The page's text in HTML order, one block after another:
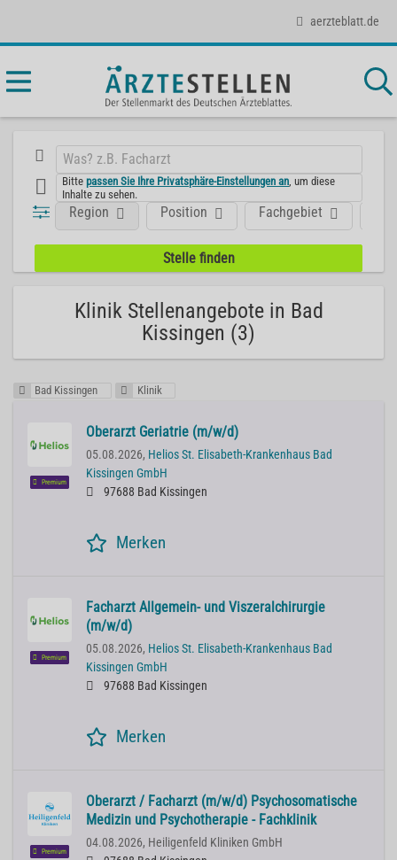
aerzteblatt.de
Bittepassen Sie Ihre Privatsphäre-Einstellungen an , um diese
Inhalte zu sehen.
Position Fachgebiet
Region
Klinik Stellenangebote in Bad
Kissingen (3)
Bad Kissingen Klinik
Premium
Oberarzt Geriatrie (m/w/d)
05.08.2026, Helios St. Elisabeth-Krankenhaus Bad
Kissingen GmbH
97688 Bad Kissingen
Merken
Premium
Facharzt Allgemein- und Viszeralchirurgie
(m/w/d)
05.08.2026, Helios St. Elisabeth-Krankenhaus Bad
Kissingen GmbH
97688 Bad Kissingen
Merken
Premium
Oberarzt / Facharzt (m/w/d) Psychosomatische
Medizin und Psychotherapie - Fachklinik
04.08.2026, Heiligenfeld Kliniken GmbH